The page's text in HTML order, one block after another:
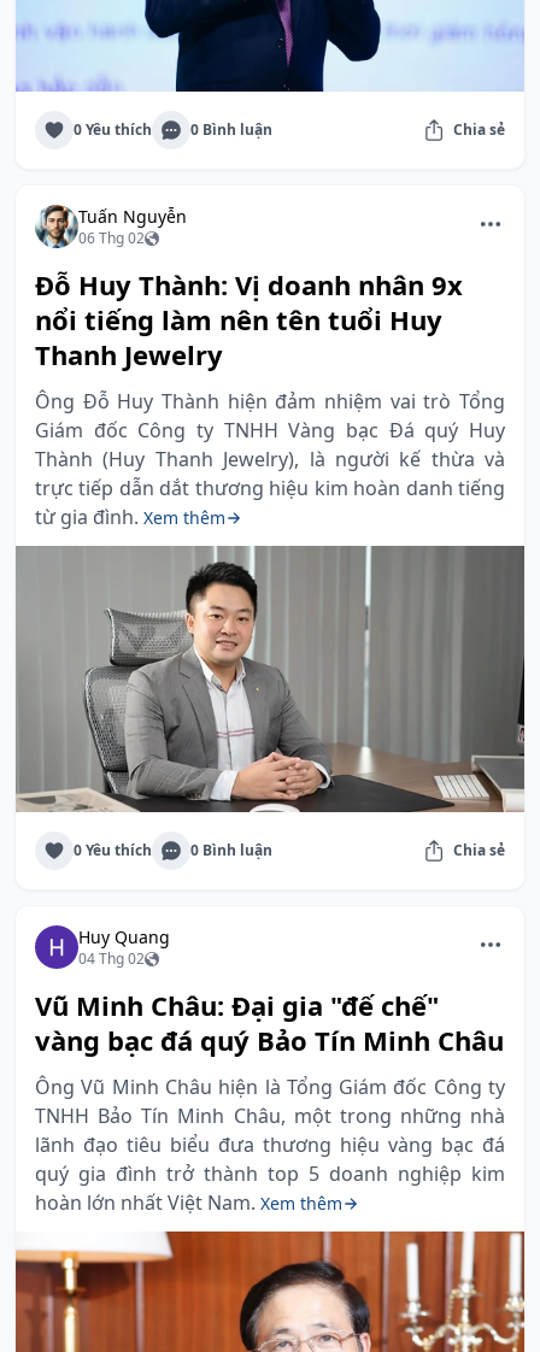
0 Yêu thích 0 Bình luận Chia sẻ
Tuấn Nguyễn
06 Thg 02
Đỗ Huy Thành: Vị doanh nhân 9x
nổi tiếng làm nên tên tuổi Huy
Thanh Jewelry
Ông Đỗ Huy Thành hiện đảm nhiệm vai trò Tổng
Giám đốc Công ty TNHH Vàng bạc Đá quý Huy
Thành (Huy Thanh Jewelry), là người kế thừa và
trực tiếp dẫn dắt thương hiệu kim hoàn danh tiếng
từ gia đình. Xem thêm
0 Yêu thích 0 Bình luận Chia sẻ
Huy Quang
04 Thg 02
Vũ Minh Châu: Đại gia "đế chế"
vàng bạc đá quý Bảo Tín Minh Châu
Ông Vũ Minh Châu hiện là Tổng Giám đốc Công ty
TNHH Bảo Tín Minh Châu, một trong những nhà
lãnh đạo tiêu biểu đưa thương hiệu vàng bạc đá
quý gia đình trở thành top 5 doanh nghiệp kim
hoàn lớn nhất Việt Nam. Xem thêm